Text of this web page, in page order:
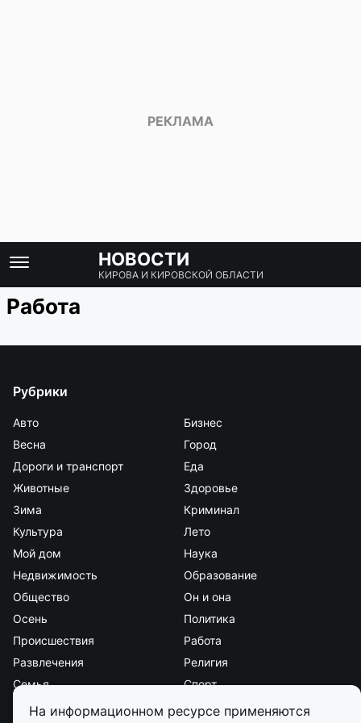
На информационном ресурсе применяются
НОВОСТИ
КИРОВА И КИРОВСКОЙ ОБЛАСТИ
Работа
Рубрики
Авто
Бизнес
Весна
Город
Дороги и транспорт
Еда
Животные
Здоровье
Зима
Криминал
Культура
Лето
Мой дом
Наука
Недвижимость
Образование
Общество
Он и она
Осень
Политика
Происшествия
Работа
Развлечения
Религия
Семья
Спорт
Стиль и красота
Страна и мир